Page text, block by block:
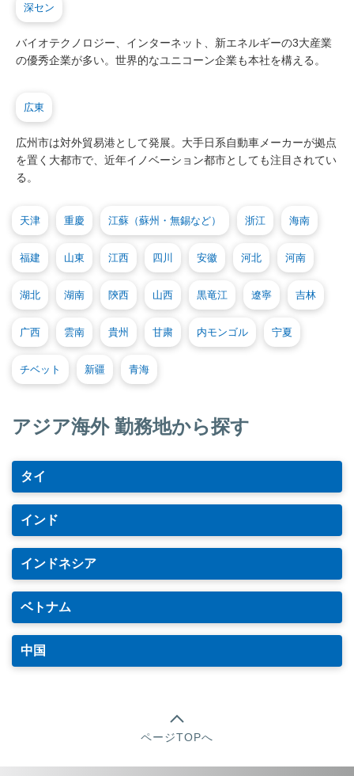
深セン
バイオテクノロジー、インターネット、新エネルギーの3大産業
の優秀企業が多い。世界的なユニコーン企業も本社を構える。
広東
広州市は対外貿易港として発展。大手日系自動車メーカーが拠点
を置く大都市で、近年イノベーション都市としても注目されてい
る。
天津 重慶 江蘇（蘇州・無錫など） 浙江 海南
福建 山東 江西 四川 安徽 河北 河南
湖北 湖南 陝西 山西 黒竜江 遼寧 吉林
广西 雲南 貴州 甘粛 内モンゴル 宁夏
チベット 新疆 青海
アジア海外 勤務地から探す
タイ
インド
インドネシア
ベトナム
中国
ページTOPへ